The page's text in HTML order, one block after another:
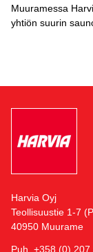
Muuramessa
yhtiön suurin
Harvia Oyj
Teollisuustie 1-7
40950 Muurame
Puh. +358 (0)